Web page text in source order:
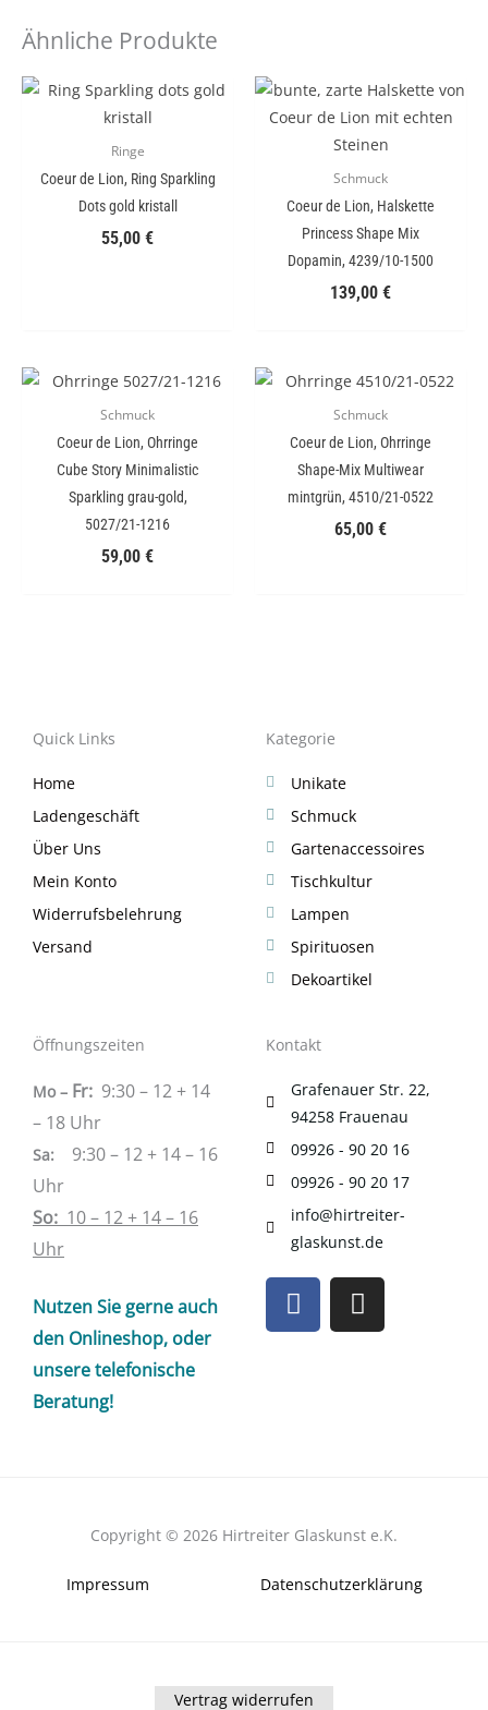
Ähnliche Produkte
Ringe
Coeur de Lion, Ring Sparkling
Dots gold kristall
55,00 €
Schmuck
Coeur de Lion, Halskette
Princess Shape Mix
Dopamin, 4239/10-1500
139,00 €
Schmuck
Coeur de Lion, Ohrringe
Cube Story Minimalistic
Sparkling grau-gold,
5027/21-1216
59,00 €
Schmuck
Coeur de Lion, Ohrringe
Shape-Mix Multiwear
mintgrün, 4510/21-0522
65,00 €
Quick Links
Home
Ladengeschäft
Über Uns
Mein Konto
Widerrufsbelehrung
Versand
Kategorie
Unikate
Schmuck
Gartenaccessoires
Tischkultur
Lampen
Spirituosen
Dekoartikel
Öffnungszeiten
Mo – Fr: 9:30 – 12 + 14
– 18 Uhr
Sa: 9:30 – 12 + 14 – 16
Uhr
So: 10 – 12 + 14 – 16
Uhr
Nutzen Sie gerne auch
den Onlineshop, oder
unsere telefonische
Beratung!
Kontakt
Grafenauer Str. 22,
94258 Frauenau
09926 - 90 20 16
09926 - 90 20 17
info@hirtreiter-
glaskunst.de
F
a
c
I
n
s
Copyright © 2026 Hirtreiter Glaskunst e.K.
Impressum Datenschutzerklärung
Vertrag widerrufen